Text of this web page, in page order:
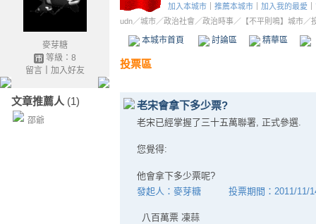
麥芽糖
等級：8
留言｜ 加入好友
文章推薦人 (1)
邵爺